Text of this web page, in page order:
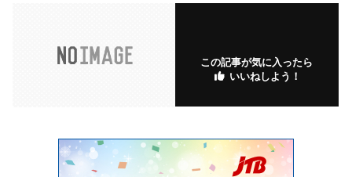
この記事が気に入ったら
いいねしよう！